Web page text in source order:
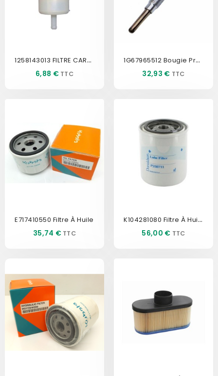
1258143013 FILTRE CARBURANT...
Prix
6,88 €
1G67965512 Bougie Préchauffage
Prix
32,93 €
E717410550 Filtre À Huile
Prix
35,74 €
K104281080 Filtre À Huile...
Prix
56,00 €